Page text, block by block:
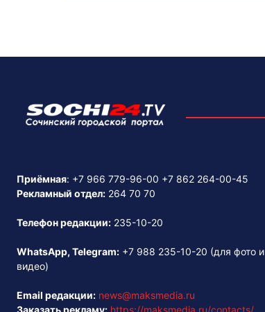
Приёмная: +7 966 779-96-00 +7 862 264-00-45
Рекламный отдел: 264 70 70
Телефон редакции: 235-10-20
WhatsApp, Telegram: +7 988 235-10-20 (для фото и
видео)
Email редакции: news@maksmedia.ru